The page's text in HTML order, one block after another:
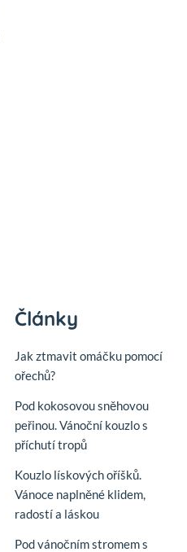
Články
Jak ztmavit omáčku pomocí
ořechů?
Pod kokosovou sněhovou
peřinou. Vánoční kouzlo s
příchutí tropů
Kouzlo lískových oříšků.
Vánoce naplněné klidem,
radostí a láskou
Pod vánočním stromem s